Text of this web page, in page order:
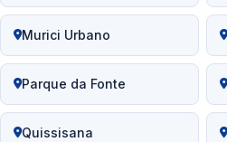
Murici Urbano
Parque da Fonte
Quissisana